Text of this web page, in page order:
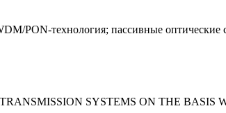
PON-технология; пассивные оптические
SYSTEMS ON THE BASIS